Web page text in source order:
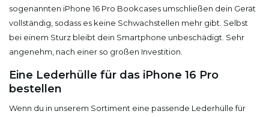
sogenannten iPhone 16 Pro Bookcases umschließen dein Gerät
vollständig, sodass es keine Schwachstellen mehr gibt. Selbst
bei einem Sturz bleibt dein Smartphone unbeschädigt. Sehr
angenehm, nach einer so großen Investition.
Eine Lederhülle für das iPhone 16 Pro
bestellen
Wenn du in unserem Sortiment eine passende Lederhülle für